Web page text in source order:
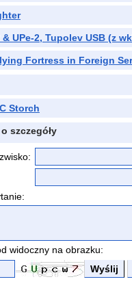
UPe-2, Tupolev USB (z
Fortress in Foreign
Storch
szczegóły
widoczny na obrazku: